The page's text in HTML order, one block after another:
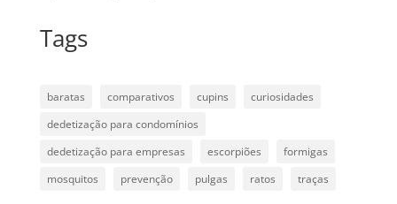
Tags
baratas comparativos cupins
curiosidades
dedetização para condomínios
dedetização para empresas
escorpiões
formigas
mosquitos
prevenção pulgas ratos traças